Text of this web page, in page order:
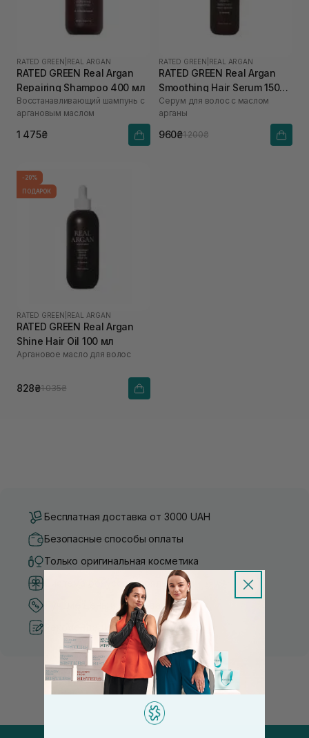
RATED GREEN REAL ARGAN
RATED GREEN Real Argan
Repairing Shampoo 400 мл
Восстанавливающий шампунь с
аргановым маслом
1 475₴
RATED GREEN REAL ARGAN
RATED GREEN Real Argan
Smoothing Hair Serum 150
мл
Серум для волос с маслом
арганы
960₴1 200₴
-20%
ПОДАРОК
RATED GREEN REAL ARGAN
RATED GREEN Real Argan
Shine Hair Oil 100 мл
Аргановое масло для волос
828₴1 035₴
Бесплатная доставка от 3000 UAH
Безопасные способы оплаты
Только оригинальная косметика
Система бонусов и лояльности
Лучшие цены и топ товары
Рекомендации от косметологов